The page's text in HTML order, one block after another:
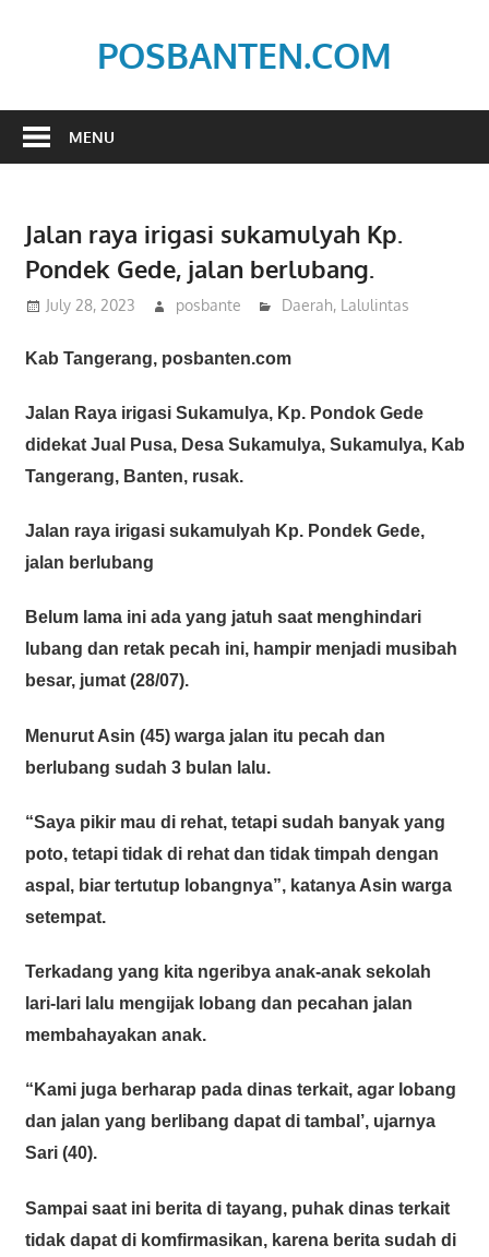
POSBANTEN.COM
Dan
MENU
Jalan raya irigasi sukamulyah Kp.
Pondek Gede, jalan berlubang.
July 28, 2023 posbante Daerah, Lalulintas
Kab Tangerang, posbanten.com
Jalan Raya irigasi Sukamulya, Kp. Pondok Gede
didekat Jual Pusa, Desa Sukamulya, Sukamulya, Kab
Tangerang, Banten, rusak.
Jalan raya irigasi sukamulyah Kp. Pondek Gede,
jalan berlubang
Belum lama ini ada yang jatuh saat menghindari
lubang dan retak pecah ini, hampir menjadi musibah
besar, jumat (28/07).
Menurut Asin (45) warga jalan itu pecah dan
berlubang sudah 3 bulan lalu.
“Saya pikir mau di rehat, tetapi sudah banyak yang
poto, tetapi tidak di rehat dan tidak timpah dengan
aspal, biar tertutup lobangnya”, katanya Asin warga
setempat.
Terkadang yang kita ngeribya anak-anak sekolah
lari-lari lalu mengijak lobang dan pecahan jalan
membahayakan anak.
“Kami juga berharap pada dinas terkait, agar lobang
dan jalan yang berlibang dapat di tambal’, ujarnya
Sari (40).
Sampai saat ini berita di tayang, puhak dinas terkait
tidak dapat di komfirmasikan, karena berita sudah di